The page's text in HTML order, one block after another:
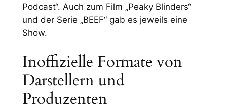
Podcast“. Auch zum Film „Peaky Blinders“
und der Serie „BEEF“ gab es jeweils eine
Show.
Inoffizielle Formate von
Darstellern und
Produzenten